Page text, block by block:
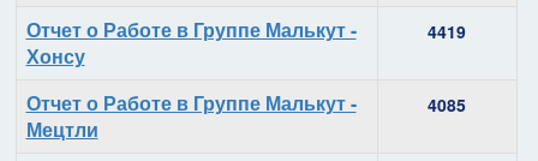
Отчет о Работе в Группе Малькут -
Хонсу
4419
Отчет о Работе в Группе Малькут -
Мецтли
4085